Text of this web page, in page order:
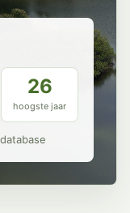
26
hoogste jaar